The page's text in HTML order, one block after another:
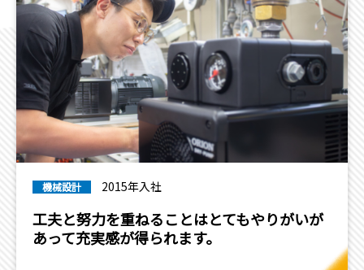
機械設計 2015年入社
工夫と努力を重ねることはとてもやりがいが
あって充実感が得られます。